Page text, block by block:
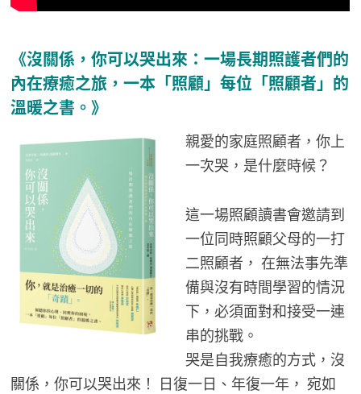
《沒關係，你可以哭出來：一場長期照護者們的
內在療癒之旅，一本「照顧」每位「照顧者」的
溫暖之書。》
親愛的家庭照顧者，你上
一次哭，是什麼時候？
這一場照顧讀書會邀請到
一位同時照顧父母的一打
二照顧者， 在無法事先準
備與沒有時間學習的情況
下，必須面對和接受一連
串的挑戰。
哭是自我療癒的方式，沒
關係，你可以哭出來！ 日復一日、年復一年， 宛如